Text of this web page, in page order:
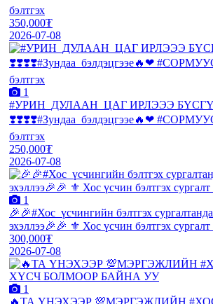
бэлтгэх
350,000₮
2026-07-08
1
#УРИН_ДУЛААН_ЦАГ ИРЛЭЭЭ
❣️❣️❣️❣️#Зундаа_бэлдэцгээе🔥❤
бэлтгэх
250,000₮
2026-07-08
1
🎉🎉#Хос_үсчингийн бэлтгэх
эхэллээ🎉🎉 ⚜️ Хос үсчин бэлтгэх сургалт
300,000₮
2026-07-08
1
🔥ТА ҮНЭХЭЭР 💯МЭРГЭЖЛИЙН